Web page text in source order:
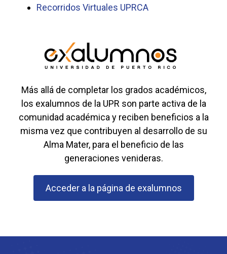
Recorridos Virtuales UPRCA
Más allá de completar los grados académicos,
los exalumnos de la UPR son parte activa de la
comunidad académica y reciben beneficios a la
misma vez que contribuyen al desarrollo de su
Alma Mater, para el beneficio de las
generaciones venideras.
Acceder a la página de exalumnos